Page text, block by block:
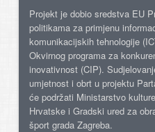
Projekt je dobio sredstva EU
politikama za primjenu
komunikacijskih tehnologije
Okvirnog programa za
inovativnost (CIP).
umjetnost i obrt u projektu
će podržati Ministarstvo
Hrvatske i Gradski ured za
šport grada Zagreba.